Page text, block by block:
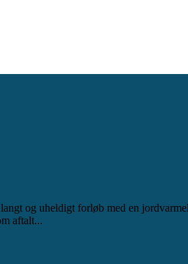
og uheldigt forløb med en
aftalt...